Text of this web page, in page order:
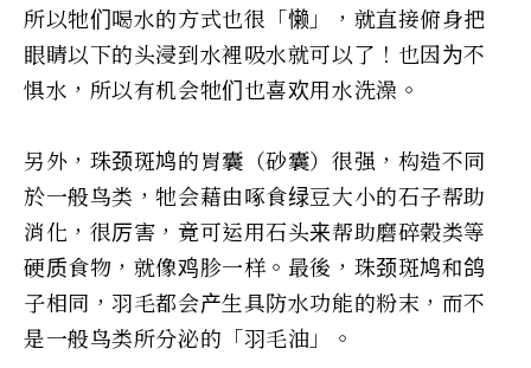
所以牠们喝水的方式也很「懒」，就直接俯身把
眼睛以下的头浸到水裡吸水就可以了！也因为不
惧水，所以有机会牠们也喜欢用水洗澡。
另外，珠颈斑鸠的胃囊（砂囊）很强，构造不同
於一般鸟类，牠会藉由啄食绿豆大小的石子帮助
消化，很厉害，竟可运用石头来帮助磨碎榖类等
硬质食物，就像鸡胗一样。最後，珠颈斑鸠和鸽
子相同，羽毛都会产生具防水功能的粉末，而不
是一般鸟类所分泌的「羽毛油」。